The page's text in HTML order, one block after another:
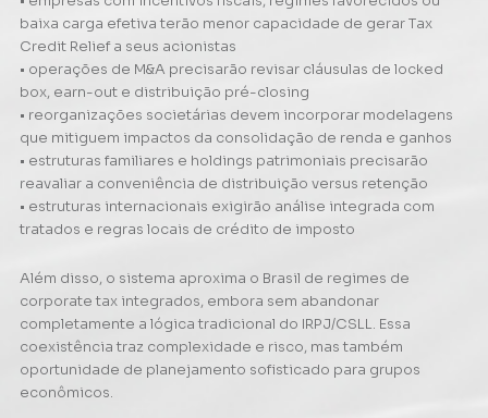
baixa carga efetiva terão menor capacidade de gerar Tax
Credit Relief a seus acionistas
• operações de M&A precisarão revisar cláusulas de locked
box, earn-out e distribuição pré-closing
• reorganizações societárias devem incorporar modelagens
que mitiguem impactos da consolidação de renda e ganhos
• estruturas familiares e holdings patrimoniais precisarão
reavaliar a conveniência de distribuição versus retenção
• estruturas internacionais exigirão análise integrada com
tratados e regras locais de crédito de imposto
Além disso, o sistema aproxima o Brasil de regimes de
corporate tax integrados, embora sem abandonar
completamente a lógica tradicional do IRPJ/CSLL. Essa
coexistência traz complexidade e risco, mas também
oportunidade de planejamento sofisticado para grupos
econômicos.